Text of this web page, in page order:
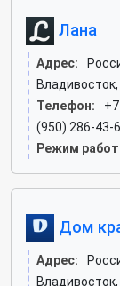
Лана
Адрес:
Телефон:
(950) 286-43-
Режим
Дом
Адрес: